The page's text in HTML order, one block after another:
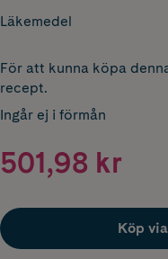
Läkemedel
För att kunna köpa
recept.
Ingår ej i förmån
501,98 kr
Köp